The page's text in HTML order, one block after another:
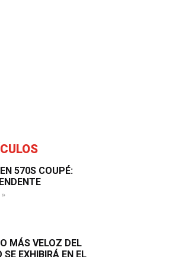
570S COUPÉ:
»
MÁS VELOZ DEL
SE EXHIBIRÁ EN EL